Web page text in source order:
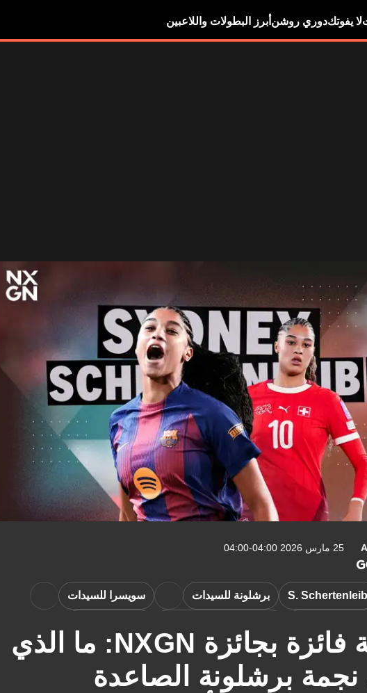
لا يفوتكدوري روشن أبرز البطولات واللاعبين
25 مارس 2026 04:00-04:00
صناعة فائزة بجائزة NXGN: ما الذي
برشلونة الصاعدة
S. Schertenleib برشلونة للسيدات سويسرا للسيدات
التحليل الفني FC Zuerich Frauen